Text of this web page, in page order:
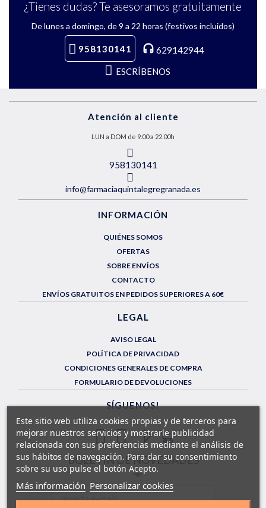
¿Tienes dudas? Te asesoramos gratuitamente
De lunes a domingo, de 9 a 22 horas (festivos incluidos)
958130141
629142944
ESCRÍBENOS
Atención al cliente
LUN a DOM de 9.00 a 22.00h
958130141
info@farmaciaquintalegregranada.es
INFORMACIÓN
QUIÉNES SOMOS
OFERTAS
SOBRE ENVÍOS
CONTACTO
ENVÍOS GRATUITOS EN PEDIDOS SUPERIORES A 60€
LEGAL
AVISO LEGAL
POLÍTICA DE PRIVACIDAD
CONDICIONES GENERALES DE COMPRA
FORMULARIO DE DEVOLUCIONES
SÍGUENOS!
BOLETÍN DE NOVEDADES
Este sitio web utiliza cookies propias y de terceros para
mejorar nuestros servicios y mostrarle publicidad
relacionada con sus preferencias mediante el análisis de
sus hábitos de navegación. Para dar su consentimiento
sobre su uso pulse el botón Acepto.
Más información Personalizar cookies